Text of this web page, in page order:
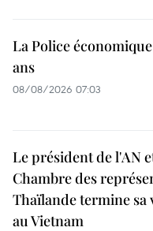
La Police
ans
08/08/2026 07:03
Le président de l'AN
Chambre des
Thaïlande termine sa
au Vietnam